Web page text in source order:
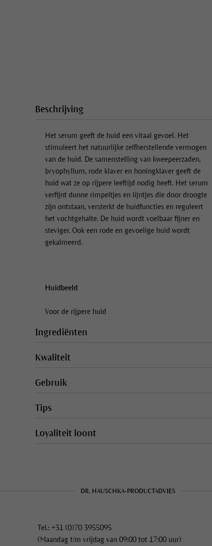
Beschrijving
Het serum geeft de huid een vitaal gevoel. Het
stimuleert het natuurlijke zelfherstellende vermogen
van de huid. De samenstelling van kweepeerzaden,
bryophyllum, rode klaver en honingklaver geeft de
huid wat ze op rijpere leeftijd nodig heeft. Het serum
verfijnt dunne rimpeltjes en lijntjes die door droogte
zijn ontstaan, versterkt de huidfuncties en reguleert
het vochtgehalte. De huid wordt voelbaar fijner en
steviger. Ook een rode en gevoelige huid wordt
gekalmeerd.
Huidbeeld
Voor de rijpere huid
Ingrediënten
Kwaliteit
Gebruik
Tips
Loyaliteit loont
DR. HAUSCHKA-PRODUCTADVIES
Tel.: +31 (0)70 3955095
(Maandag t/m vrijdag van 09:00 tot 17:00 uur)